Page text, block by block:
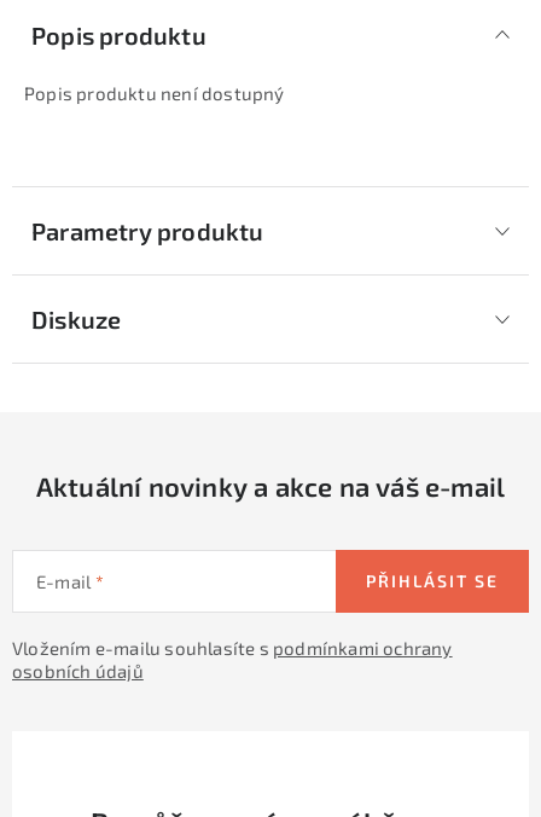
Popis produktu
Popis produktu není dostupný
Parametry produktu
Diskuze
Aktuální novinky a akce na váš e-mail
E-mail
Vložením e-mailu souhlasíte s podmínkami ochrany
osobních údajů
PŘIHLÁSIT SE